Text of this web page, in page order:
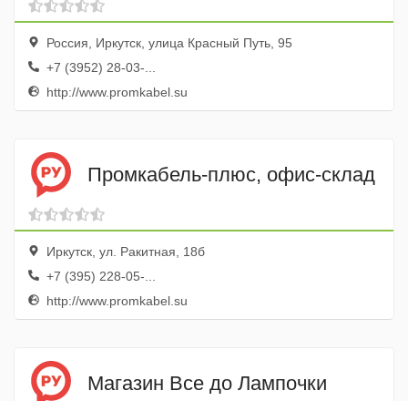
Россия, Иркутск, улица Красный Путь, 95
+7 (3952) 28-03-...
http://www.promkabel.su
Промкабель-плюс, офис-склад
Иркутск, ул. Ракитная, 18б
+7 (395) 228-05-...
http://www.promkabel.su
Магазин Все до Лампочки